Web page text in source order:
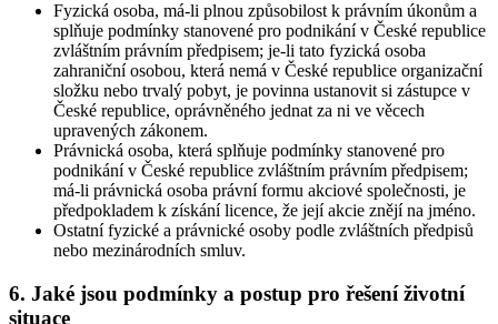
Fyzická osoba, má-li plnou způsobilost k právním úkonům a
splňuje podmínky stanovené pro podnikání v České republice
zvláštním právním předpisem; je-li tato fyzická osoba
zahraniční osobou, která nemá v České republice organizační
složku nebo trvalý pobyt, je povinna ustanovit si zástupce v
České republice, oprávněného jednat za ni ve věcech
upravených zákonem.
Právnická osoba, která splňuje podmínky stanovené pro
podnikání v České republice zvláštním právním předpisem;
má-li právnická osoba právní formu akciové společnosti, je
předpokladem k získání licence, že její akcie znějí na jméno.
Ostatní fyzické a právnické osoby podle zvláštních předpisů
nebo mezinárodních smluv.
6. Jaké jsou podmínky a postup pro řešení životní
situace